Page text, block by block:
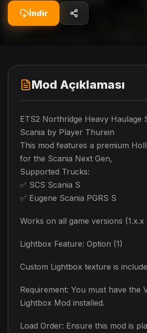
İndir
Mod Açıklaması
ETS2 Northridge Heavy Haulage
Scania by Player Thurein
This mod features a premium
for the Scania Next Gen,
Supported Trucks:
✅ SCS Scania S
✅ Eugene Scania PGRS S
Works on all game versions (1.x.x
Lightbox Feature: Option (1)
Custom Lightbox texture is
Requirement: You must have the
Lightbox Mod installed.
Load Order: Ensure this mod is